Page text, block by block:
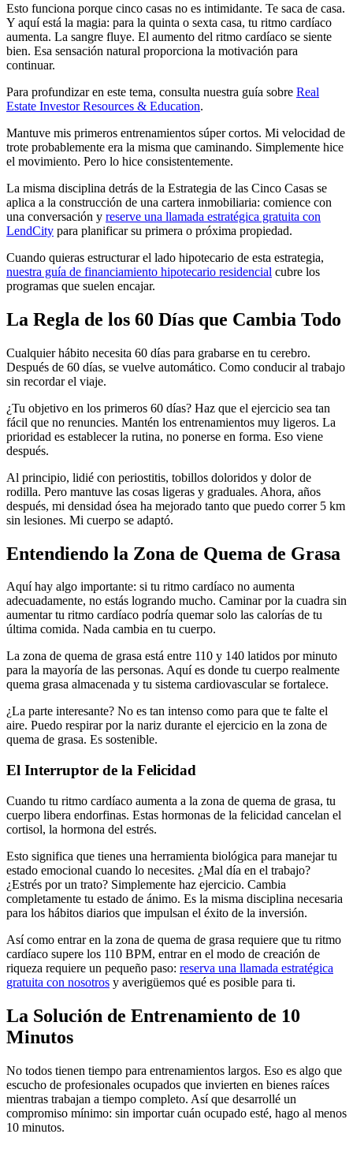
Esto funciona porque cinco casas no es intimidante. Te saca de casa.
Y aquí está la magia: para la quinta o sexta casa, tu ritmo cardíaco
aumenta. La sangre fluye. El aumento del ritmo cardíaco se siente
bien. Esa sensación natural proporciona la motivación para
continuar.
Para profundizar en este tema, consulta nuestra guía sobre Real
Estate Investor Resources & Education.
Mantuve mis primeros entrenamientos súper cortos. Mi velocidad de
trote probablemente era la misma que caminando. Simplemente hice
el movimiento. Pero lo hice consistentemente.
La misma disciplina detrás de la Estrategia de las Cinco Casas se
aplica a la construcción de una cartera inmobiliaria: comience con
una conversación y reserve una llamada estratégica gratuita con
LendCity para planificar su primera o próxima propiedad.
Cuando quieras estructurar el lado hipotecario de esta estrategia,
nuestra guía de financiamiento hipotecario residencial cubre los
programas que suelen encajar.
La Regla de los 60 Días que Cambia Todo
Cualquier hábito necesita 60 días para grabarse en tu cerebro.
Después de 60 días, se vuelve automático. Como conducir al trabajo
sin recordar el viaje.
¿Tu objetivo en los primeros 60 días? Haz que el ejercicio sea tan
fácil que no renuncies. Mantén los entrenamientos muy ligeros. La
prioridad es establecer la rutina, no ponerse en forma. Eso viene
después.
Al principio, lidié con periostitis, tobillos doloridos y dolor de
rodilla. Pero mantuve las cosas ligeras y graduales. Ahora, años
después, mi densidad ósea ha mejorado tanto que puedo correr 5 km
sin lesiones. Mi cuerpo se adaptó.
Entendiendo la Zona de Quema de Grasa
Aquí hay algo importante: si tu ritmo cardíaco no aumenta
adecuadamente, no estás logrando mucho. Caminar por la cuadra sin
aumentar tu ritmo cardíaco podría quemar solo las calorías de tu
última comida. Nada cambia en tu cuerpo.
La zona de quema de grasa está entre 110 y 140 latidos por minuto
para la mayoría de las personas. Aquí es donde tu cuerpo realmente
quema grasa almacenada y tu sistema cardiovascular se fortalece.
¿La parte interesante? No es tan intenso como para que te falte el
aire. Puedo respirar por la nariz durante el ejercicio en la zona de
quema de grasa. Es sostenible.
El Interruptor de la Felicidad
Cuando tu ritmo cardíaco aumenta a la zona de quema de grasa, tu
cuerpo libera endorfinas. Estas hormonas de la felicidad cancelan el
cortisol, la hormona del estrés.
Esto significa que tienes una herramienta biológica para manejar tu
estado emocional cuando lo necesites. ¿Mal día en el trabajo?
¿Estrés por un trato? Simplemente haz ejercicio. Cambia
completamente tu estado de ánimo. Es la misma disciplina necesaria
para los hábitos diarios que impulsan el éxito de la inversión.
Así como entrar en la zona de quema de grasa requiere que tu ritmo
cardíaco supere los 110 BPM, entrar en el modo de creación de
riqueza requiere un pequeño paso: reserva una llamada estratégica
gratuita con nosotros y averigüemos qué es posible para ti.
La Solución de Entrenamiento de 10
Minutos
No todos tienen tiempo para entrenamientos largos. Eso es algo que
escucho de profesionales ocupados que invierten en bienes raíces
mientras trabajan a tiempo completo. Así que desarrollé un
compromiso mínimo: sin importar cuán ocupado esté, hago al menos
10 minutos.